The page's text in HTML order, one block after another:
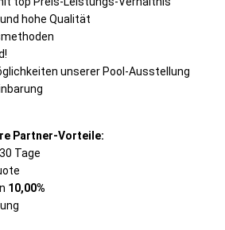
hohe Qualität
unserer Pool-Ausstellung
Partner-Vorteile:
Tage
10,00%